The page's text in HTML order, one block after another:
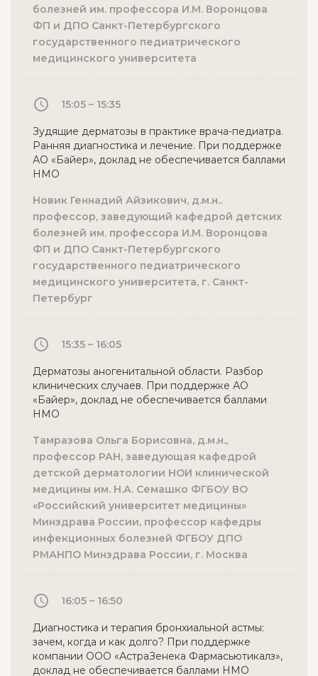
болезней им. профессора И.М. Воронцова
ФП и ДПО Санкт-Петербургского
государственного педиатрического
медицинского университета
15:05 – 15:35
Зудящие дерматозы в практике врача-педиатра.
Ранняя диагностика и лечение. При поддержке
АО «Байер», доклад не обеспечивается баллами
НМО
Новик Геннадий Айзикович, д.м.н..
профессор, заведующий кафедрой детских
болезней им. профессора И.М. Воронцова
ФП и ДПО Санкт-Петербургского
государственного педиатрического
медицинского университета, г. Санкт-
Петербург
15:35 – 16:05
Дерматозы аногенитальной области. Разбор
клинических случаев. При поддержке АО
«Байер», доклад не обеспечивается баллами
НМО
Тамразова Ольга Борисовна, д.м.н.,
профессор РАН, заведующая кафедрой
детской дерматологии НОИ клинической
медицины им. Н.А. Семашко ФГБОУ ВО
«Российский университет медицины»
Минздрава России, профессор кафедры
инфекционных болезней ФГБОУ ДПО
РМАНПО Минздрава России, г. Москва
16:05 – 16:50
Диагностика и терапия бронхиальной астмы:
зачем, когда и как долго? При поддержке
компании ООО «АстраЗенека Фармасьютикалз»,
доклад не обеспечивается баллами НМО